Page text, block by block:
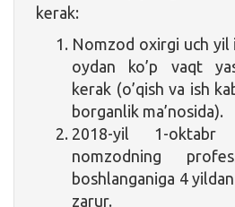
kerak:
Nomzod oxirgi uch yil
oydan ko’p vaqt
kerak (o’qish va ish
borganlik ma’nosida).
2018-yil 1-oktabr
nomzodning
boshlanganiga 4
zarur.